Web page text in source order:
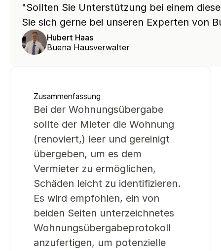
"Sollten Sie Unterstützung bei einem
Sie sich gerne bei unseren Experten von
Hubert Haas
Buena Hausverwalter
Zusammenfassung
Bei der Wohnungsübergabe
sollte der Mieter die Wohnung
(renoviert,) leer und gereinigt
übergeben, um es dem
Vermieter zu ermöglichen,
Schäden leicht zu identifizieren.
Es wird empfohlen, ein von
beiden Seiten unterzeichnetes
Wohnungsübergabeprotokoll
anzufertigen, um potenzielle